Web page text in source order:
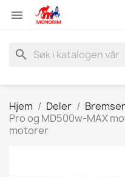

search
Hjem Deler Bremser
Pro og MD500w-MAX
motorer